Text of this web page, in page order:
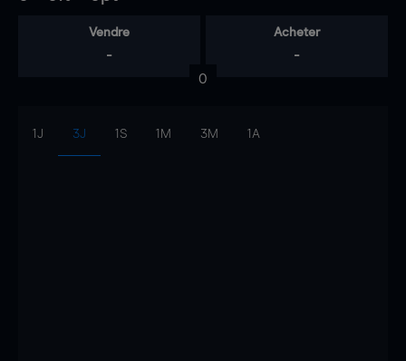
Vendre
-
Acheter
-
0
1J 3J 1S 1M 3M 1A